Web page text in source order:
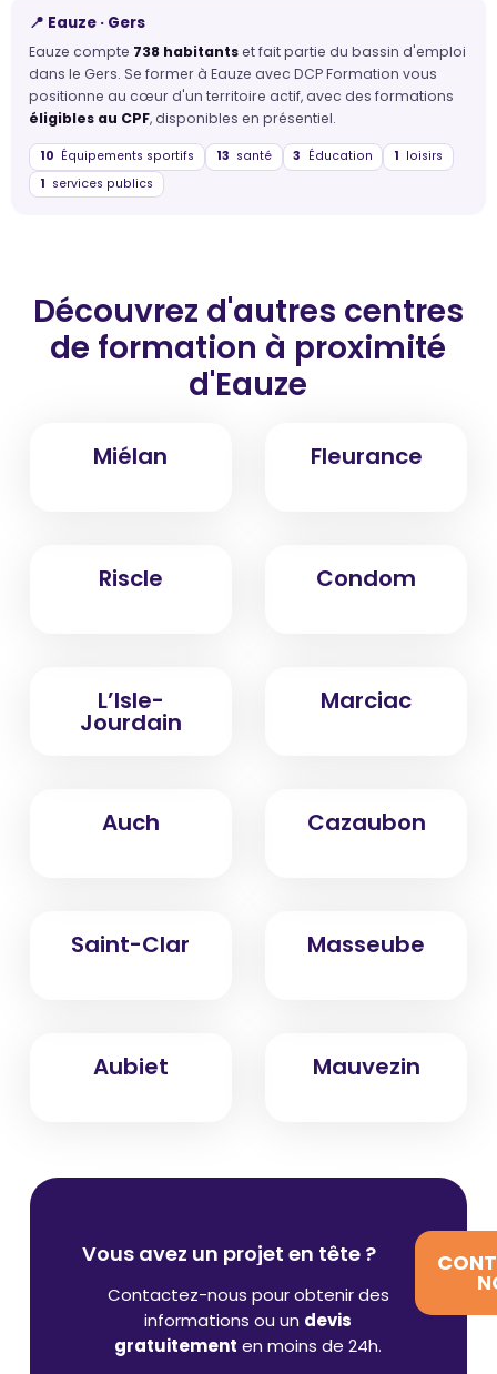
📍 Eauze · Gers
Eauze compte 738 habitantset fait partie du bassin d'emploi
dans le Gers. Se former à Eauze avec DCP Formation vous
positionne au cœur d'un territoire actif, avec des formations
éligibles au CPF, disponibles en présentiel.
10 Équipements sportifs 13 santé 3 Éducation 1 loisirs
1 services publics
Découvrez d'autres centres
de formation à proximité
d'Eauze
Miélan Fleurance
Riscle Condom
L’Isle-
Jourdain
Marciac
Auch Cazaubon
Saint-Clar Masseube
Aubiet Mauvezin
Vous avez un projet en tête ?
Contactez-nous pour obtenir des
informations ou un devis
gratuitement en moins de 24h.